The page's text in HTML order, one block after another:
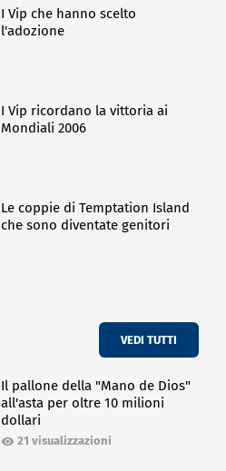
I Vip che hanno scelto
l'adozione
I Vip ricordano la vittoria ai
Mondiali 2006
Le coppie di Temptation Island
che sono diventate genitori
VEDI TUTTI
Il pallone della "Mano de Dios"
all'asta per oltre 10 milioni
dollari
21 visualizzazioni